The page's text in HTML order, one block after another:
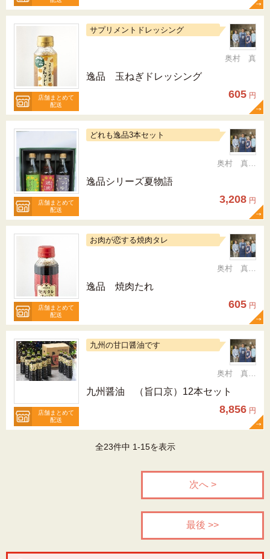
店舗まとめて
配送
サプリメントドレッシング
奥村 真
逸品 玉ねぎドレッシング
605 円
店舗まとめて
配送
どれも逸品3本セット
奥村 真（ちか）
逸品シリーズ夏物語
3,208 円
店舗まとめて
配送
お肉が恋する焼肉タレ
奥村 真（ちか）
逸品 焼肉たれ
605 円
店舗まとめて
配送
九州の甘口醤油です
奥村 真（ちか）
九州醤油 （旨口京）12本セット
8,856 円
全23件中 1-15を表示
次へ >
最後 >>